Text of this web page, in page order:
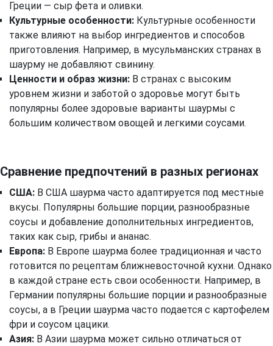
Греции — сыр фета и оливки.
Культурные особенности: Культурные особенности
также влияют на выбор ингредиентов и способов
приготовления. Например, в мусульманских странах в
шаурму не добавляют свинину.
Ценности и образ жизни: В странах с высоким
уровнем жизни и заботой о здоровье могут быть
популярны более здоровые варианты шаурмы с
большим количеством овощей и легкими соусами.
Сравнение предпочтений в разных регионах
США: В США шаурма часто адаптируется под местные
вкусы. Популярны большие порции, разнообразные
соусы и добавление дополнительных ингредиентов,
таких как сыр, грибы и ананас.
Европа: В Европе шаурма более традиционная и часто
готовится по рецептам ближневосточной кухни. Однако
в каждой стране есть свои особенности. Например, в
Германии популярны большие порции и разнообразные
соусы, а в Греции шаурма часто подается с картофелем
фри и соусом цацики.
Азия: В Азии шаурма может сильно отличаться от